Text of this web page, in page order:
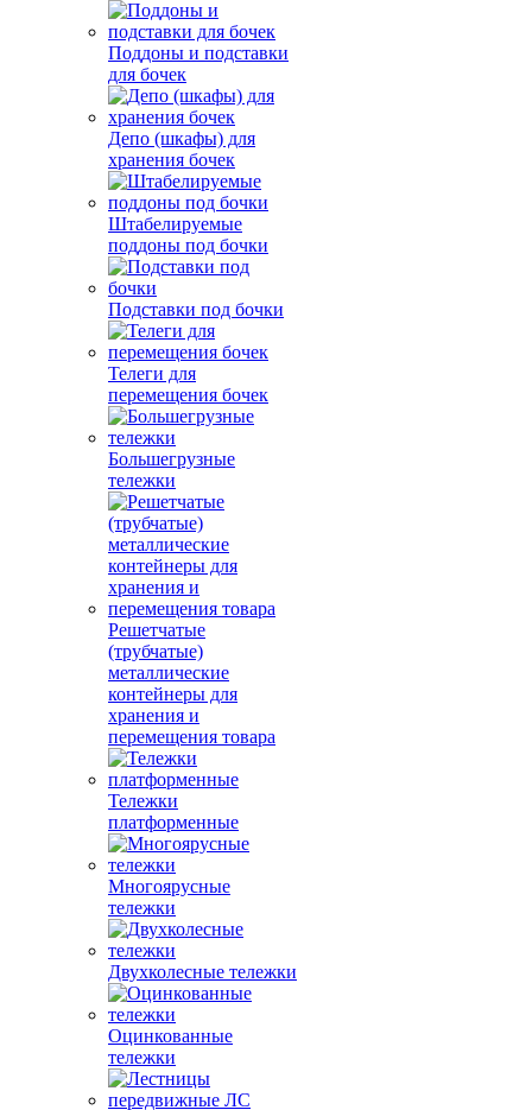
Поддоны и подставки
для бочек
Депо (шкафы) для
хранения бочек
Штабелируемые
поддоны под бочки
Подставки под бочки
Телеги для
перемещения бочек
Большегрузные
тележки
Решетчатые
(трубчатые)
металлические
контейнеры для
хранения и
перемещения товара
Тележки
платформенные
Многоярусные
тележки
Двухколесные тележки
Оцинкованные
тележки